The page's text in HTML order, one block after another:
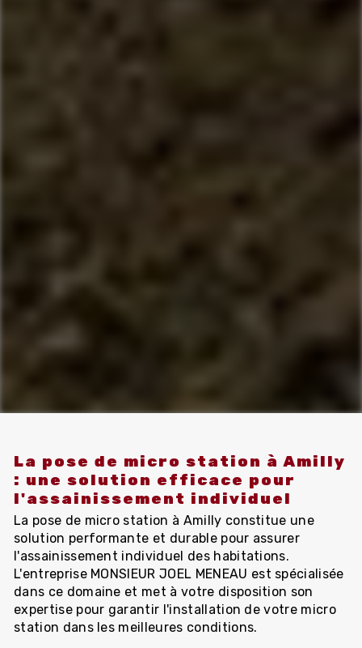
La pose de micro station à Amilly
: une solution efficace pour
l'assainissement individuel
La pose de micro station à Amilly constitue une
solution performante et durable pour assurer
l'assainissement individuel des habitations.
L'entreprise MONSIEUR JOEL MENEAU est spécialisée
dans ce domaine et met à votre disposition son
expertise pour garantir l'installation de votre micro
station dans les meilleures conditions.